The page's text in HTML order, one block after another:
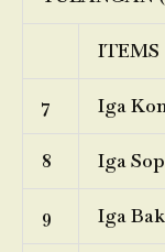
ITEMS
7 Iga
8 Iga
9 Iga